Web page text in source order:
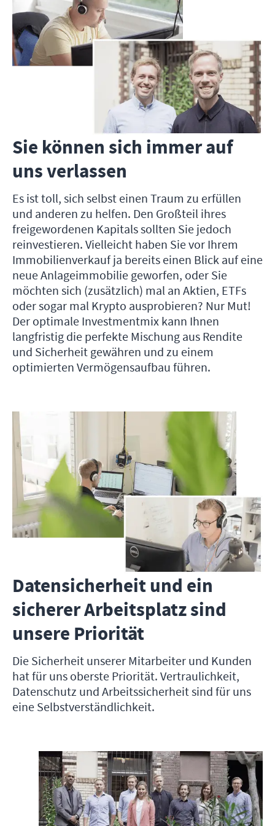
Sie können sich immer auf
uns verlassen
Es ist toll, sich selbst einen Traum zu erfüllen
und anderen zu helfen. Den Großteil ihres
freigewordenen Kapitals sollten Sie jedoch
reinvestieren. Vielleicht haben Sie vor Ihrem
Immobilienverkauf ja bereits einen Blick auf eine
neue Anlageimmobilie geworfen, oder Sie
möchten sich (zusätzlich) mal an Aktien, ETFs
oder sogar mal Krypto ausprobieren? Nur Mut!
Der optimale Investmentmix kann Ihnen
langfristig die perfekte Mischung aus Rendite
und Sicherheit gewähren und zu einem
optimierten Vermögensaufbau führen.
Datensicherheit und ein
sicherer Arbeitsplatz sind
unsere Priorität
Die Sicherheit unserer Mitarbeiter und Kunden
hat für uns oberste Priorität. Vertraulichkeit,
Datenschutz und Arbeitssicherheit sind für uns
eine Selbstverständlichkeit.